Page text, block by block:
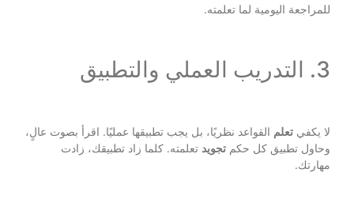
للمراجعة اليومية لما تعلمته.
3. التدريب العملي والتطبيق
لا يكفي تعلم القواعد نظريًا، بل يجب تطبيقها عمليًا. اقرأ بصوت عالٍ،
وحاول تطبيق كل حكم تجويد تعلمته. كلما زاد تطبيقك، زادت
مهارتك.